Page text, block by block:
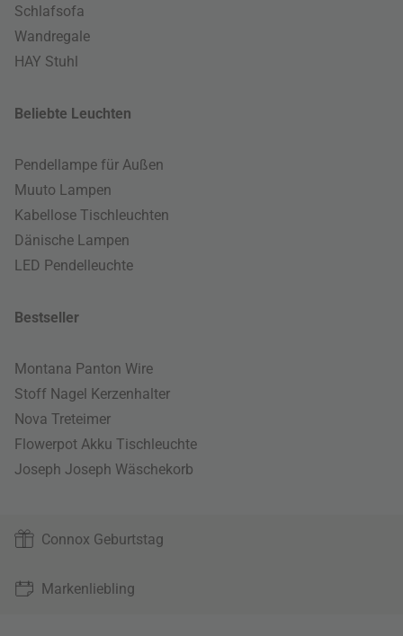
Schlafsofa
Wandregale
HAY Stuhl
Beliebte Leuchten
Pendellampe für Außen
Muuto Lampen
Kabellose Tischleuchten
Dänische Lampen
LED Pendelleuchte
Bestseller
Montana Panton Wire
Stoff Nagel Kerzenhalter
Nova Treteimer
Flowerpot Akku Tischleuchte
Joseph Joseph Wäschekorb
Connox Geburtstag
Markenliebling